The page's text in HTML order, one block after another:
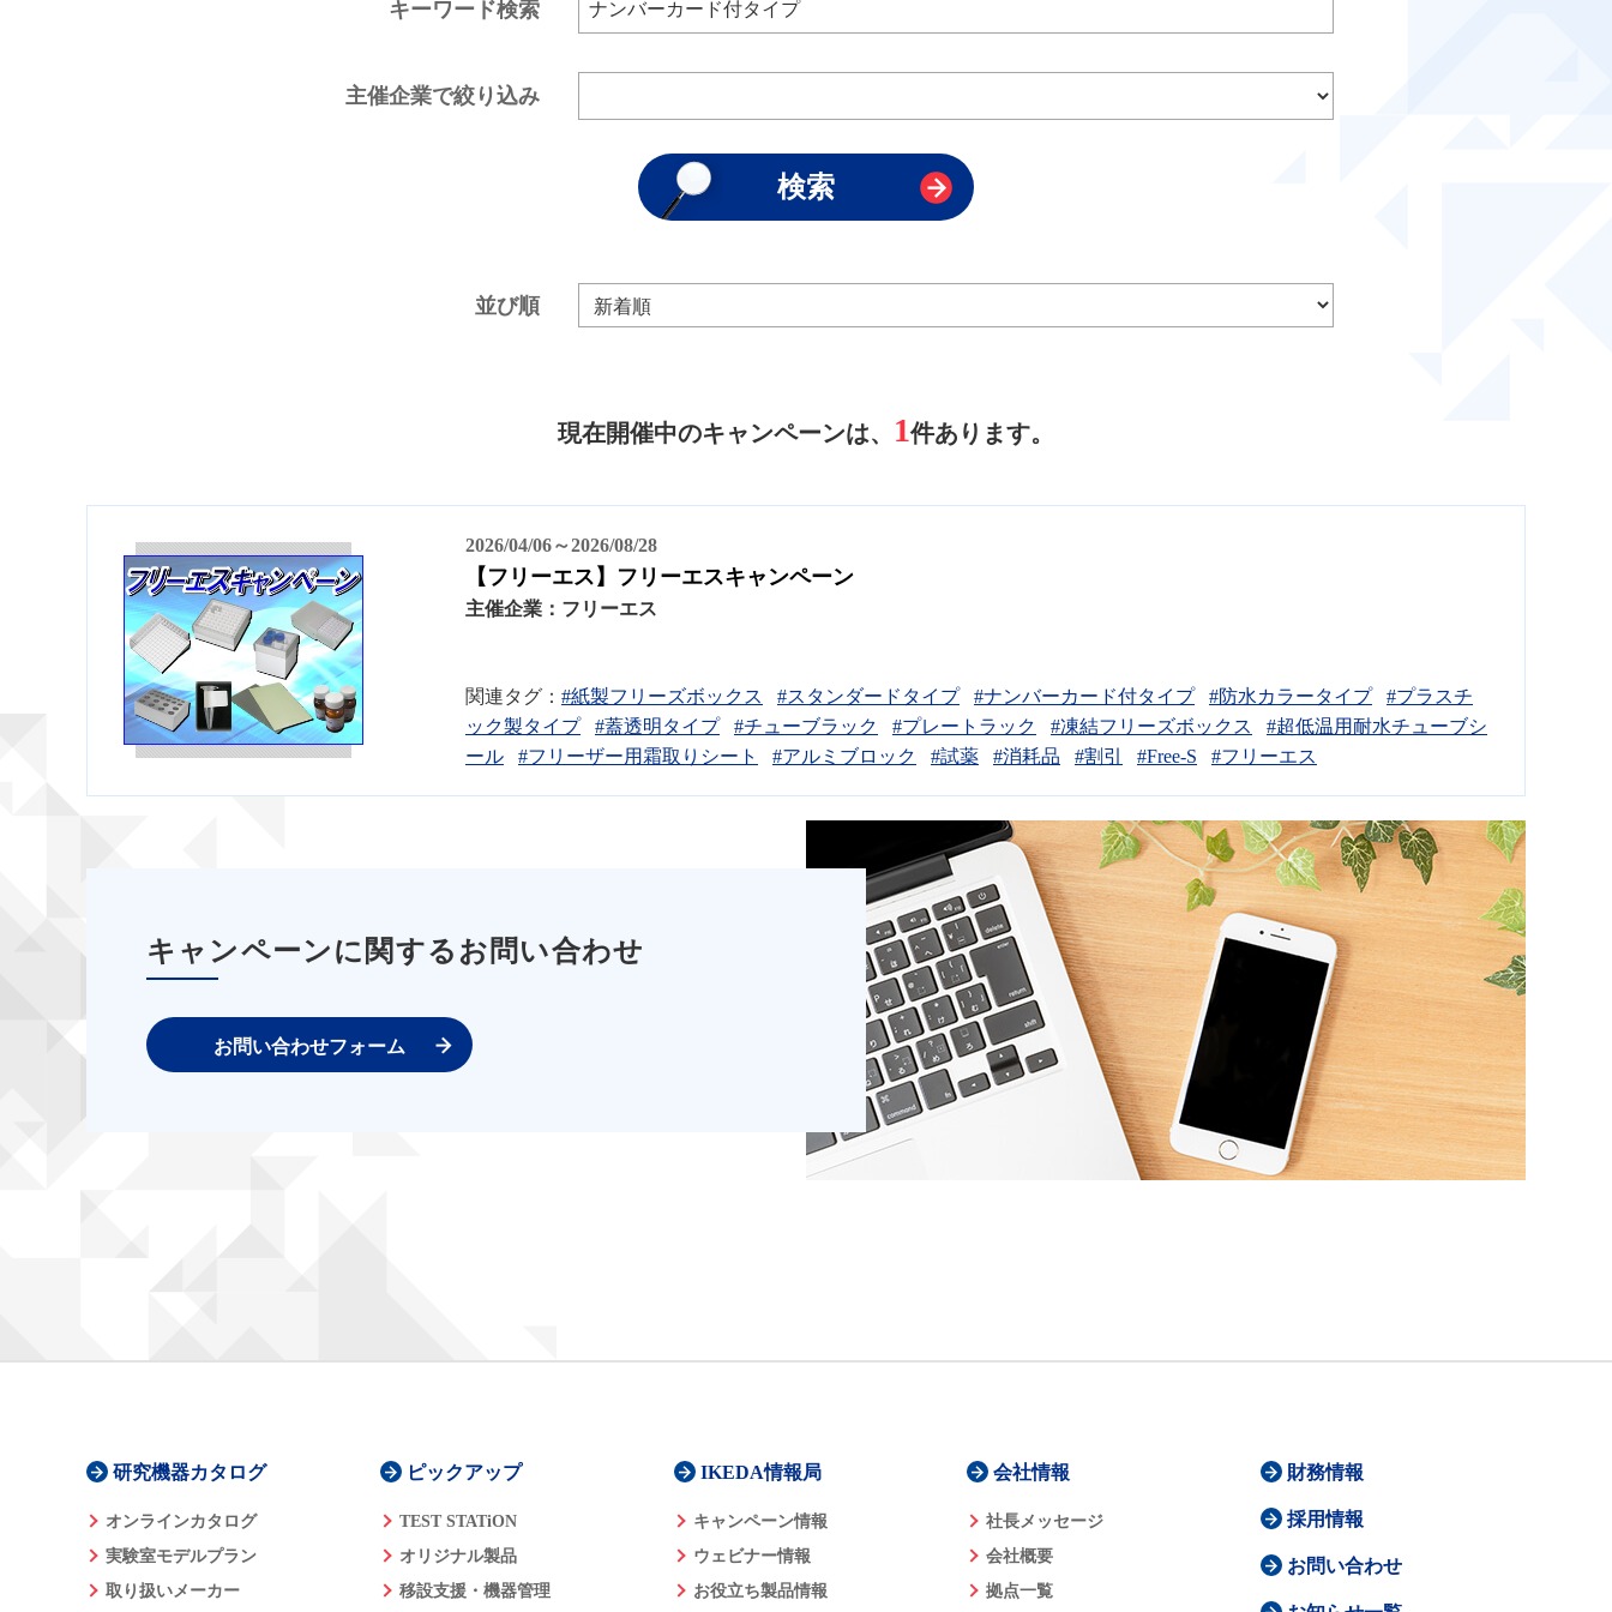
キーワード検索
主催企業で絞り込み
並び順
現在開催中のキャンペーンは、 1件あります。
2026/04/06～2026/08/28
【フリーエス】フリーエスキャンペーン
主催企業： フリーエス
関連タグ： #紙製フリーズボックス #スタンダードタイプ #ナンバーカード付タイプ #防水カラータイプ
#プラスチ
ック製タイプ
#蓋透明タイプ #チューブラック #プレートラック #凍結フリーズボックス
#超低温用耐水チューブシ
ール
#フリーザー用霜取りシート #アルミブロック #試薬 #消耗品 #割引 #Free-S #フリーエス
キャンペーンに関するお問い合わせ
お問い合わせフォーム
研究機器カタログ
オンラインカタログ
実験室モデルプラン
取り扱いメーカー
ピックアップ
TEST STATiON
オリジナル製品
移設支援・機器管理
IKEDA情報局
キャンペーン情報
ウェビナー情報
お役立ち製品情報
会社情報
社長メッセージ
会社概要
拠点一覧
財務情報
採用情報
お問い合わせ